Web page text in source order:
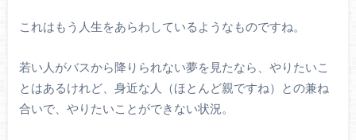
これはもう人生をあらわしているようなものですね。
若い人がバスから降りられない夢を見たなら、やりたいこ
とはあるけれど、身近な人（ほとんど親ですね）との兼ね
合いで、やりたいことができない状況。